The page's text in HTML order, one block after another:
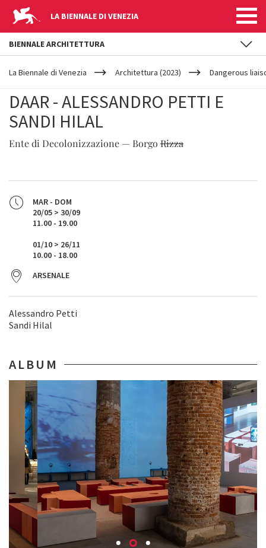
LA BIENNALE DI VENEZIA
YOUR
ARE
La Biennale di Venezia Architettura (2023) Dangerous
DAAR - ALESSANDRO PETTI E
SANDI HILAL
Ente di Decolonizzazione — Borgo Rizza
MAR - DOM
20/05 > 30/09
11.00 - 19.00
01/10 > 26/11
10.00 - 18.00
ARSENALE
Alessandro Petti
Sandi Hilal
ALBUM
BIENNALE ARCHITETTURA